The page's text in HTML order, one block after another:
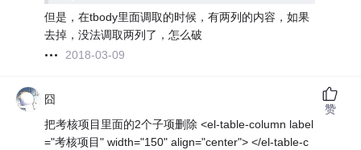
但是，在tbody里面调取的时候，有两列的内容，如果
去掉，没法调取两列了，怎么破
2018-03-09
囧
把考核项目里面的2个子项删除 <el-table-column label
="考核项目" width="150" align="center"> </el-table-c
赞